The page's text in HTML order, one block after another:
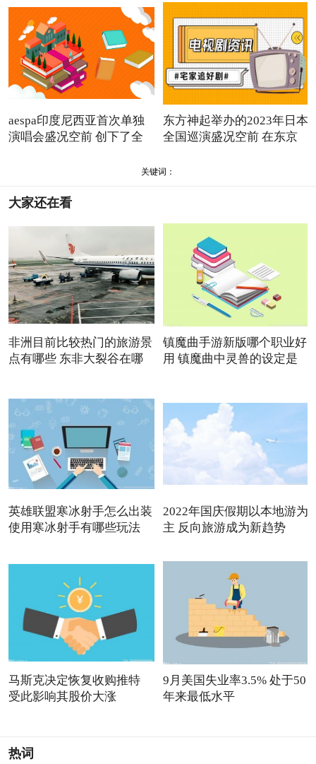
aespa印度尼西亚首次单独
演唱会盛况空前 创下了全
东方神起举办的2023年日本
全国巡演盛况空前 在东京
关键词：
大家还在看
非洲目前比较热门的旅游景
点有哪些 东非大裂谷在哪
镇魔曲手游新版哪个职业好
用 镇魔曲中灵兽的设定是
英雄联盟寒冰射手怎么出装
使用寒冰射手有哪些玩法
2022年国庆假期以本地游为
主 反向旅游成为新趋势
马斯克决定恢复收购推特
受此影响其股价大涨
9月美国失业率3.5% 处于50
年来最低水平
热词